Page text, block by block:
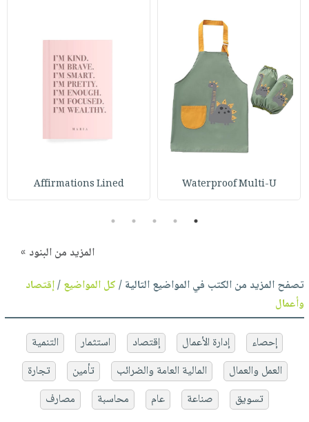
Waterproof Multi-U
Affirmations Lined
1
2
3
4
5
المزيد من البنود »
تصفح المزيد من الكتب في المواضيع التالية /كل المواضيع/إقتصاد
وأعمال
إحصاء إدارة الأعمال إقتصاد استثمار
التنمية
العمل والعمال
المالية العامة والضرائب تأمين
تجارة
تسويق
صناعة عام محاسبة مصارف